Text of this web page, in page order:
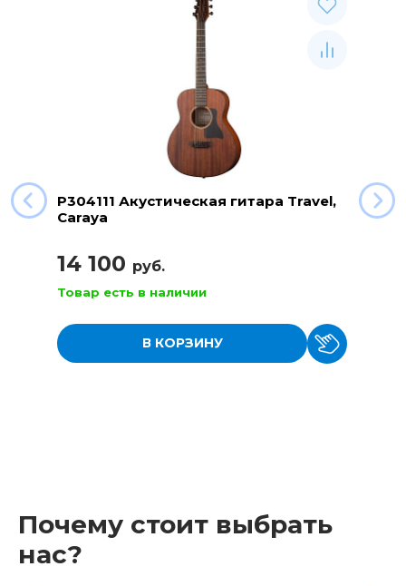
P304111 Акустическая гитара Travel,
Caraya
14 100 руб.
Товар есть в наличии
В КОРЗИНУ
Почему стоит выбрать
нас?